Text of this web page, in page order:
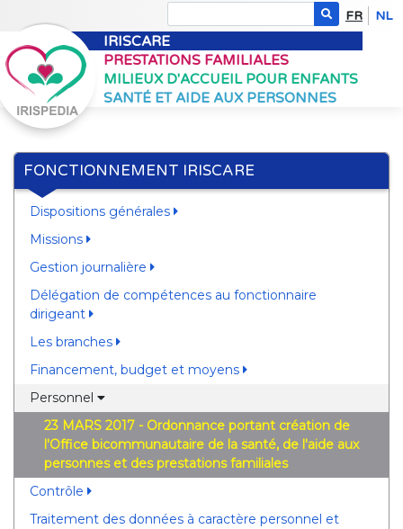
FR NL
IRISCARE
PRESTATIONS FAMILIALES
MILIEUX D'ACCUEIL POUR ENFANTS
SANTÉ ET AIDE AUX PERSONNES
FONCTIONNEMENT IRISCARE
Dispositions générales
Missions
Gestion journalière
Délégation de compétences au fonctionnaire
dirigeant
Les branches
Financement, budget et moyens
Personnel
23 MARS 2017 - Ordonnance portant création de
l'Office bicommunautaire de la santé, de l'aide aux
personnes et des prestations familiales
Contrôle
Traitement des données à caractère personnel et